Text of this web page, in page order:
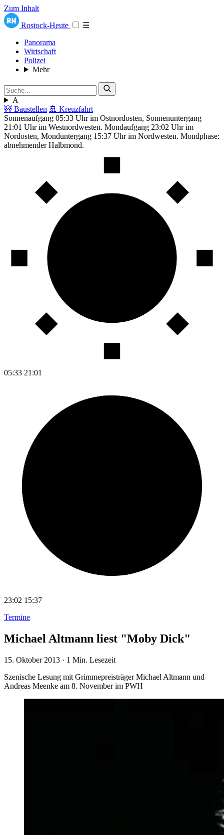
Zum Inhalt
Rostock-Heute
☰
Panorama
Wirtschaft
Polizei
Mehr
A
🚧 Baustellen 🚢 Kreuzfahrt
Sonnenaufgang 05:33 Uhr im Ostnordosten, Sonnenuntergang
21:01 Uhr im Westnordwesten. Mondaufgang 23:02 Uhr im
Nordosten, Monduntergang 15:37 Uhr im Nordwesten. Mondphase:
abnehmender Halbmond.
05:33 21:01
23:02 15:37
Termine
Michael Altmann liest "Moby Dick"
15. Oktober 2013 · 1 Min. Lesezeit
Szenische Lesung mit Grimmepreisträger Michael Altmann und
Andreas Meenke am 8. November im PWH